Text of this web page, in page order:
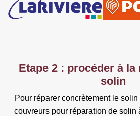
Etape 2 : procéder à
solin
Pour réparer concrètement le
couvreurs pour réparation de solin